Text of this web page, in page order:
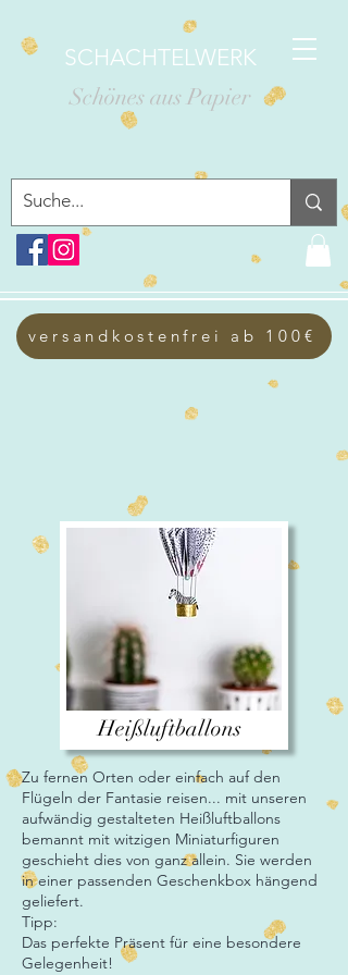
SCHACHTELWERK
Schönes aus Papier
versandkostenfrei ab 100€
Heißluftballons
Zu fernen Orten oder einfach auf den
Flügeln der Fantasie reisen... mit unseren
aufwändig gestalteten Heißluftballons
bemannt mit witzigen Miniaturfiguren
geschieht dies von ganz allein. Sie werden
in einer passenden Geschenkbox hängend
geliefert.
Tipp:
Das perfekte Präsent für eine besondere
Gelegenheit!